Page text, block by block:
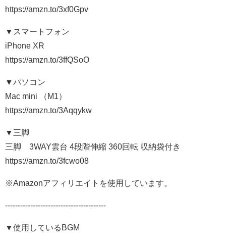
https://amzn.to/3xf0Gpv
▼スマートフォン
iPhone XR
https://amzn.to/3ffQSoO
▼パソコン
Mac mini （M1）
https://amzn.to/3Aqqykw
▼三脚
三脚 3WAY雲台 4段階伸縮 360回転 収納袋付き
https://amzn.to/3fcwo08
※Amazonアフィリエイトを使用しています。
----------------------------------------
▼使用しているBGM